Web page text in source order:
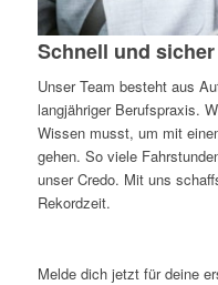
Schnell und
Unser Team besteht aus
langjähriger Berufspraxis.
Wissen musst, um mit
gehen. So viele
unser Credo. Mit uns
Rekordzeit.
Melde dich jetzt für deine